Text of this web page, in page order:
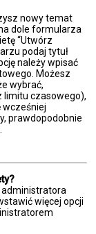
nowy temat
dole formularza
“Utwórz
podaj tytuł
należy wpisać
Możesz
wybrać,
limitu czasowego),
wcześniej
prawdopodobnie
administratora
więcej opcji